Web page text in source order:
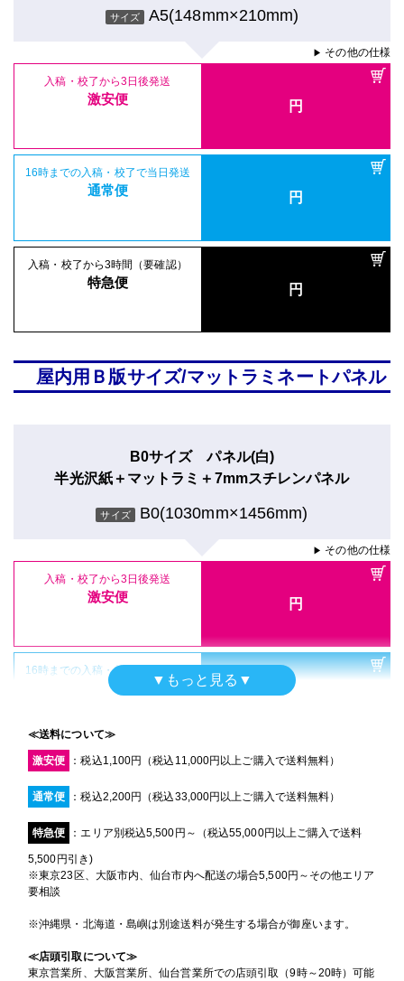
サイズ A5(148mm×210mm)
▶ その他の仕様
入稿・校了から3日後発送
激安便 円
16時までの入稿・校了で当日発送
通常便 円
入稿・校了から3時間（要確認）
特急便 円
屋内用Ｂ版サイズ/マットラミネートパネル
B0サイズ パネル(白)
半光沢紙＋マットラミ＋7mmスチレンパネル
サイズ B0(1030mm×1456mm)
▶ その他の仕様
入稿・校了から3日後発送
激安便 円
16時までの入稿・校了で当日発送
通常便 円
入稿・校了から3時間（要確認）
B1サイズ パネル(白)
半光沢紙＋マットラミ＋7mmスチレンパネル
B1(728mm×1030mm)
▶ その他の仕様
▼もっと見る▼
≪送料について≫
激安便 ：税込1,100円（税込11,000円以上ご購入で送料無料）
通常便 ：税込2,200円（税込33,000円以上ご購入で送料無料）
特急便 ：エリア別税込5,500円～（税込55,000円以上ご購入で送料
5,500円引き)
※東京23区、大阪市内、仙台市内へ配送の場合5,500円～その他エリア
要相談
※沖縄県・北海道・島嶼は別途送料が発生する場合が御座います。
≪店頭引取について≫
東京営業所、大阪営業所、仙台営業所での店頭引取（9時～20時）可能